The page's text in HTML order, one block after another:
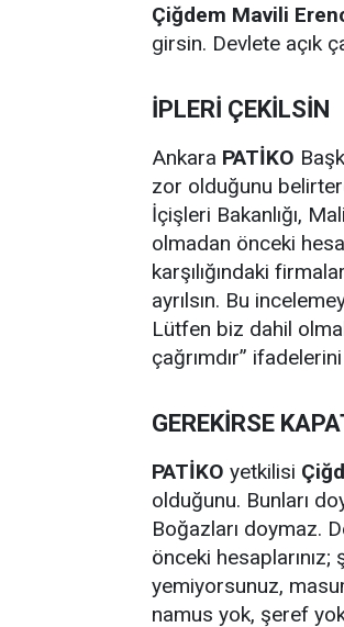
Çiğdem Mavili
girsin. Devlete açık
İPLERİ ÇEKİLSİN
Ankara PATİKO
zor olduğunu
İçişleri Bakanlığı,
olmadan önceki
karşılığındaki
ayrılsın. Bu
Lütfen biz dahil
çağrımdır”
GEREKİRSE
PATİKO yetkilisi
olduğunu. Bunları
Boğazları doymaz.
önceki
yemiyorsunuz,
namus yok, şeref